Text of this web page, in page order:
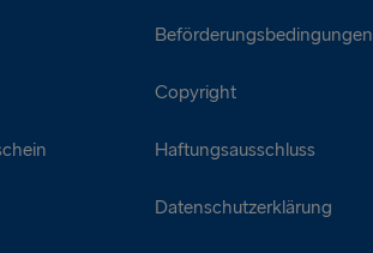
Beförderungsbedingungen
Copyright
Haftungsausschluss
Datenschutzerklärung